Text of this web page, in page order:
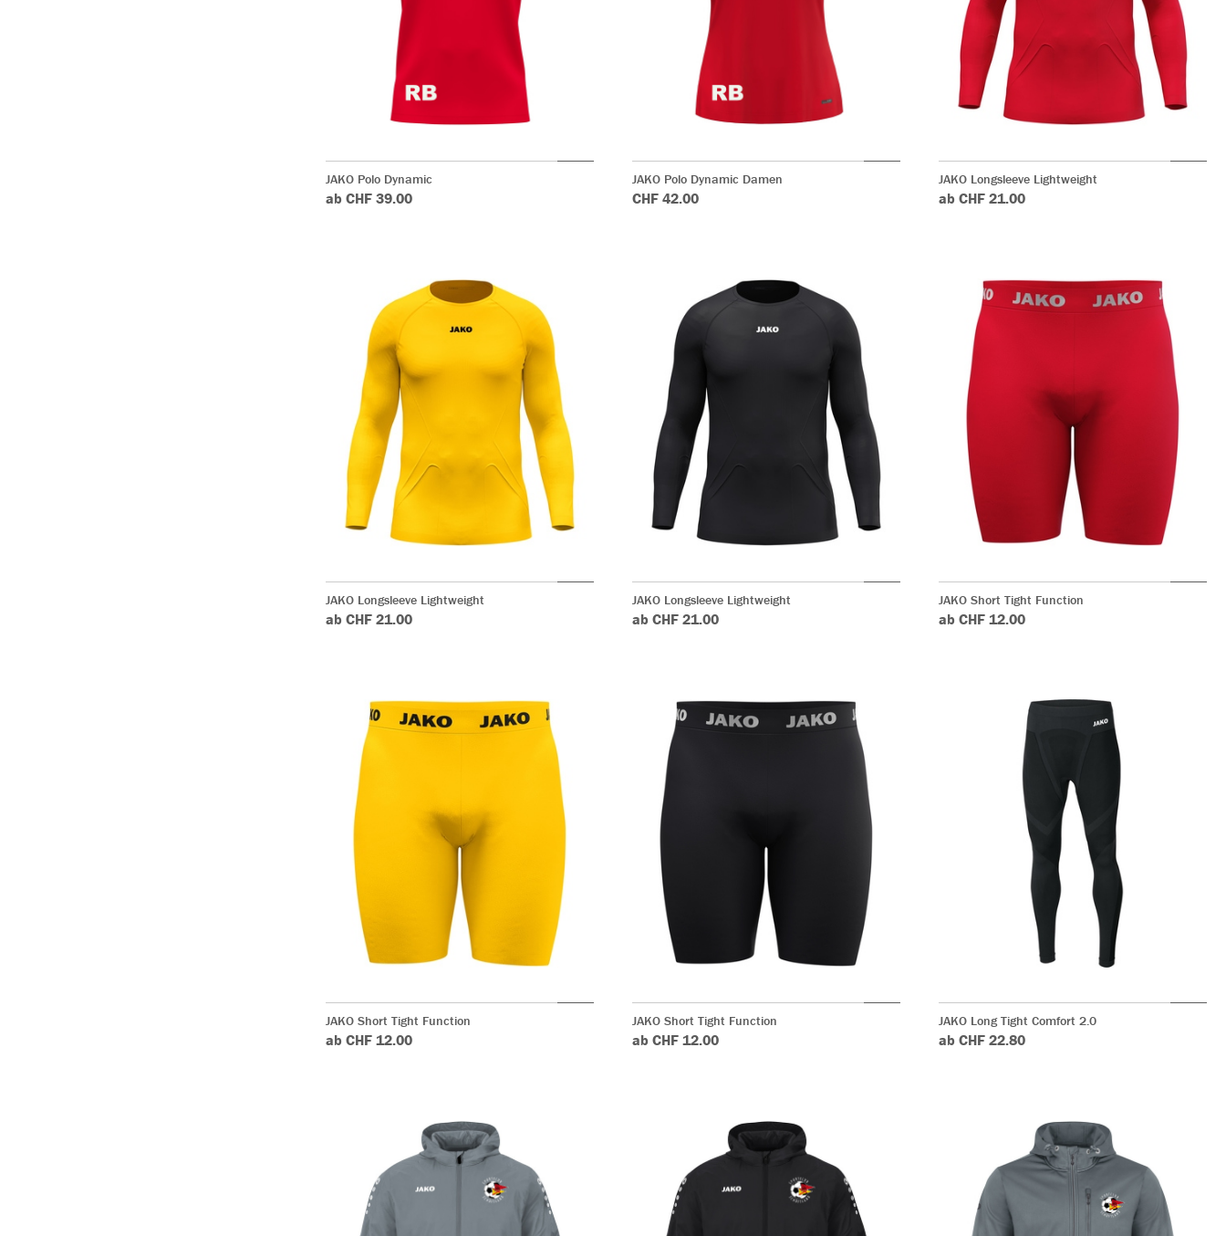
JAKO Polo Dynamic
ab CHF 39.00
JAKO Polo Dynamic Damen
CHF 42.00
JAKO Longsleeve Lightweight
ab CHF 21.00
JAKO Longsleeve Lightweight
ab CHF 21.00
JAKO Longsleeve Lightweight
ab CHF 21.00
JAKO Short Tight Function
ab CHF 12.00
JAKO Short Tight Function
ab CHF 12.00
JAKO Short Tight Function
ab CHF 12.00
JAKO Long Tight Comfort 2.0
ab CHF 22.80